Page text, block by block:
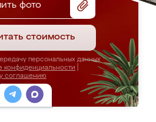
фото
стоимость
персональных данных
конфиденциальности
соглашению